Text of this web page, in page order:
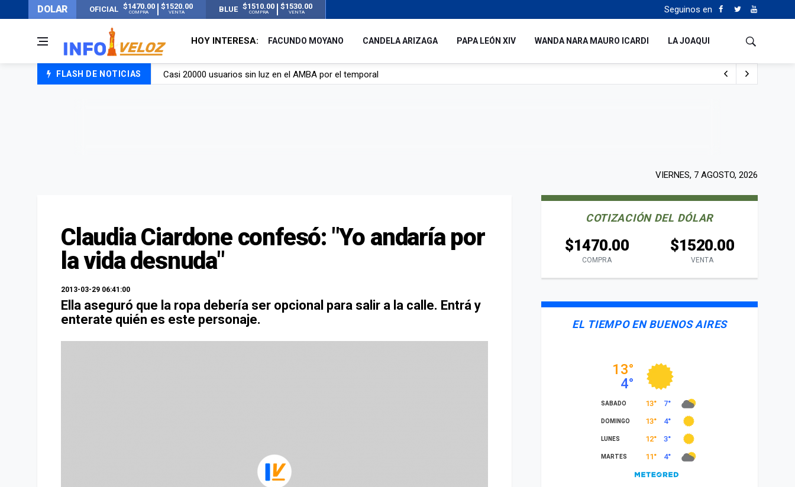
DOLAR OFICIAL $1470.00
COMPRA
$1520.00
VENTA BLUE $1510.00
COMPRA
$1530.00
VENTA Seguinos en
HOY INTERESA: FACUNDO MOYANO CANDELA ARIZAGA PAPA LEÓN XIV WANDA NARA MAURO ICARDI LA JOAQUI
FLASH DE NOTICIAS
Candela Arizaga rompió el silencio tras el incidente con Facundo Moyano: “Tengo errores como cualquiera”
VIERNES, 7 AGOSTO, 2026
Claudia Ciardone confesó: "Yo andaría por
la vida desnuda"
2013-03-29 06:41:00
Ella aseguró que la ropa debería ser opcional para salir a la calle. Entrá y
enterate quién es este personaje.
COTIZACIÓN DEL DÓLAR
$1470.00
COMPRA
$1520.00
VENTA
EL TIEMPO EN BUENOS AIRES